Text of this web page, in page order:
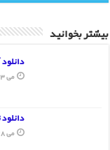
بیشتر بخوانید
می 23, 2015
می 28, 2015